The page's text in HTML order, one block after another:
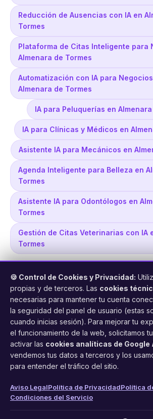
Reducción de Ausencias con IA en
Tormes
Plataforma de Citas Inteligente para
Almenara de Tormes
Automatización con IA para
Almenara de Tormes
IA para Peluquerías en
IA para Clínicas y Médicos en
Asistente IA para Mecánicos en
Agenda Inteligente para Belleza en
Tormes
Asistente IA para Odontólogos en
Tormes
Gestión de Citas Veterinarias con IA
Tormes
FacilCita
Asistente inteligente de citas por
Gestión profesional de agenda con IA
Funciones
Aviso Legal
🍪 Control de Cookies y Privacidad:
propias y de terceros. Las cookies
necesarias para mantener tu cuenta
la seguridad del panel de usuario (estas
cuando inicias sesión). Para mejorar tu
el funcionamiento de la web, solicitamos
activar las cookies analíticas de Google
vendemos tus datos a terceros y los
para entender el tráfico del sitio.
Aviso LegalPolítica de PrivacidadPolítica
Condiciones del Servicio